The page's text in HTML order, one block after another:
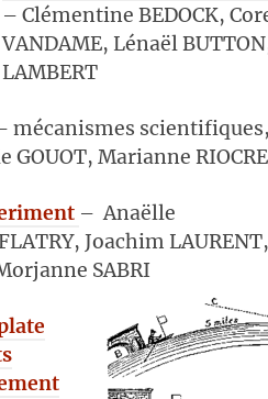
– Clémentine BEDOCK,
VANDAME, Lénaël
LAMBERT
mécanismes
GOUOT, Marianne
– Anaëlle
Joachim LAURENT,
SABRI